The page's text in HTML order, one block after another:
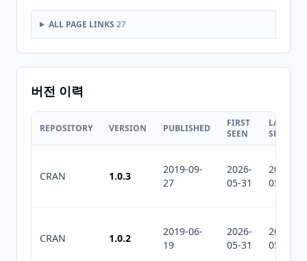
ALL PAGE LINKS 27
버전 이력
REPOSITORY VERSION PUBLISHED
FIRST
SEEN
LAST
SEEN
CRAN 1.0.3
2019-09-
27
2026-
05-31
2026-
05-31
CRAN 1.0.2
2019-06-
19
2026-
05-31
2026-
05-31